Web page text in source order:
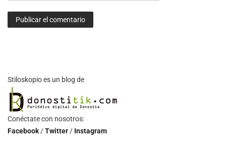
Stiloskopio es un blog de
Conéctate con nosotros:
Facebook /Twitter / Instagram